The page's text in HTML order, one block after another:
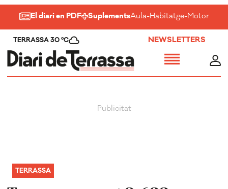
El diari en PDF SuplementsAula-Habitatge-Motor-
TERRASSA 30 ºC NEWSLETTERS
TERRASSA